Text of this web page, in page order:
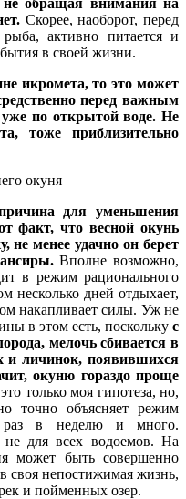
Скорее, наоборот, перед
активно питается и
в своей жизни.
икромета, то это может
перед важным
по открытой воде. Не
тоже приблизительно
для уменьшения
факт, что весной окунь
менее удачно он берет
Вполне возможно,
в режим рационального
несколько дней отдыхает,
накапливает силы. Уж не
в этом есть, поскольку с
мелочь сбивается в
и личинок, появившихся
окуню гораздо проще
только моя гипотеза, но,
точно объясняет режим
раз в неделю и много.
не для всех водоемов. На
может быть совершенно
своя непостижимая жизнь,
и пойменных озер.